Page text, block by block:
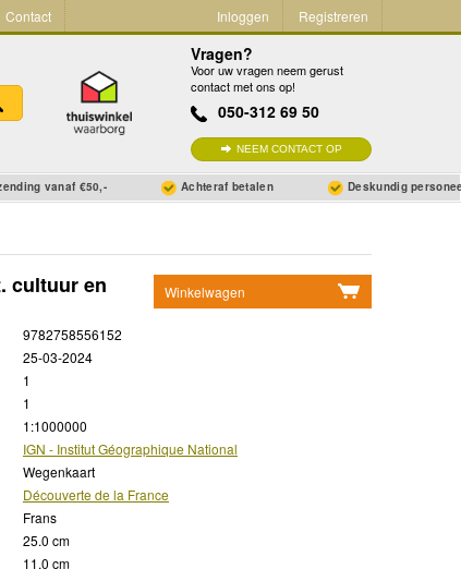
Contact Inloggen Registreren
Vragen?
Voor uw vragen neem gerust
contact met ons op!
050-312 69 50
NEEM CONTACT OP
vanaf €50,- Achteraf betalen Deskundig
Winkelwagen
cultuur en
9782758556152
25-03-2024
1
1
1:1000000
IGN - Institut Géographique National
Wegenkaart
Découverte de la France
Frans
25.0 cm
11.0 cm